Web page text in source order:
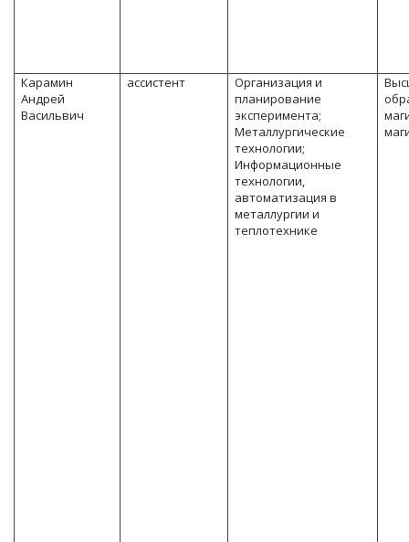
Карамин
Андрей
Васильвич
ассистент
Организация и
планирование
эксперимента;
Металлургические
технологии;
Информационные
технологии,
автоматизация в
металлургии и
теплотехнике